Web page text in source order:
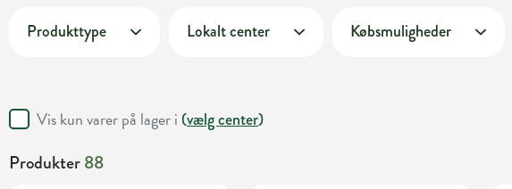
Produkttype Lokalt center Købsmuligheder
Vis kun varer på lager i (vælg center)
Produkter88